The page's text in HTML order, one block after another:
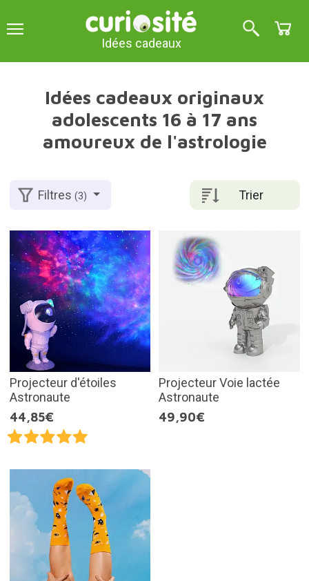
Idées cadeaux
Idées cadeaux originaux
adolescents 16 à 17 ans
amoureux de l'astrologie
Trier
Filtres(3)
Projecteur d'étoiles
Astronaute
44,85€
Projecteur Voie lactée
Astronaute
49,90€